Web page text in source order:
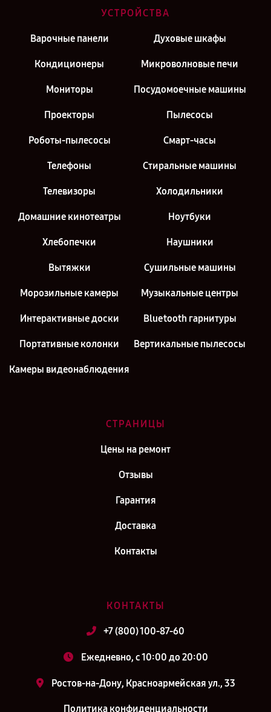
УСТРОЙСТВА
Варочные панели Духовые шкафы
Кондиционеры Микроволновые печи
Мониторы Посудомоечные машины
Проекторы Пылесосы
Роботы-пылесосы Смарт-часы
Телефоны Стиральные машины
Телевизоры Холодильники
Домашние кинотеатры Ноутбуки
Хлебопечки Наушники
Вытяжки Сушильные машины
Морозильные камеры Музыкальные центры
Интерактивные доски Bluetooth гарнитуры
Портативные колонки Вертикальные пылесосы
Камеры видеонаблюдения
СТРАНИЦЫ
Цены на ремонт
Отзывы
Гарантия
Доставка
Контакты
КОНТАКТЫ
+7 (800) 100-87-60
Ежедневно, с 10:00 до 20:00
Ростов-на-Дону, Красноармейская ул., 33
Политика конфиденциальности